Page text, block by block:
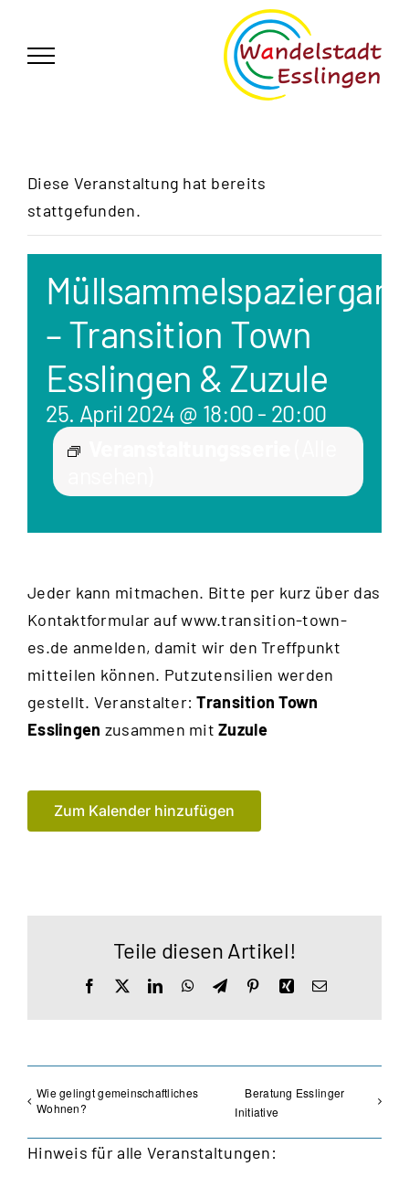
springen
Diese Veranstaltung hat bereits
stattgefunden.
– Transition Town
Esslingen & Zuzule
25. April 2024 @ 18:00 - 20:00
Jeder kann mitmachen. Bitte per kurz über das
Kontaktformular auf www.transition-town-
es.de anmelden, damit wir den Treffpunkt
mitteilen können. Putzutensilien werden
gestellt. Veranstalter:Transition Town
Esslingen zusammen mitZuzule
Zum Kalender hinzufügen
Teile diesen Artikel!
Facebook LinkedInWhatsApp
TelegramPinterestXingE-
Wie gelingt gemeinschaftliches
Wohnen?
Beratung Esslinger
Initiative
Hinweis für alle Veranstaltungen: